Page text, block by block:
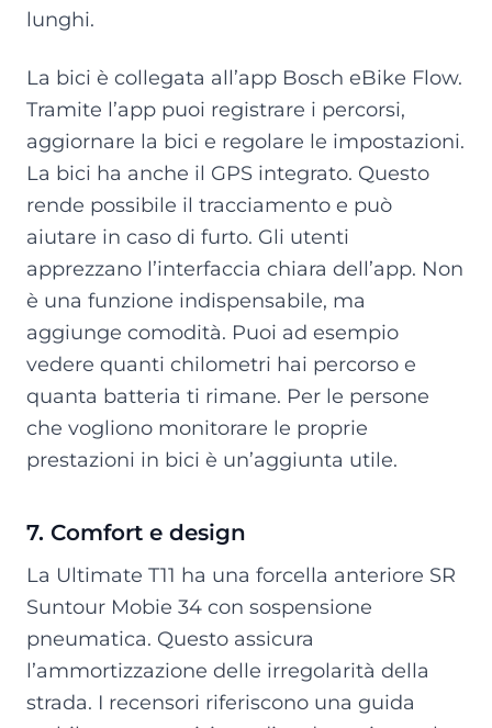
lunghi.
La bici è collegata all’app Bosch eBike Flow.
Tramite l’app puoi registrare i percorsi,
aggiornare la bici e regolare le impostazioni.
La bici ha anche il GPS integrato. Questo
rende possibile il tracciamento e può
aiutare in caso di furto. Gli utenti
apprezzano l’interfaccia chiara dell’app. Non
è una funzione indispensabile, ma
aggiunge comodità. Puoi ad esempio
vedere quanti chilometri hai percorso e
quanta batteria ti rimane. Per le persone
che vogliono monitorare le proprie
prestazioni in bici è un’aggiunta utile.
7. Comfort e design
La Ultimate T11 ha una forcella anteriore SR
Suntour Mobie 34 con sospensione
pneumatica. Questo assicura
l’ammortizzazione delle irregolarità della
strada. I recensori riferiscono una guida